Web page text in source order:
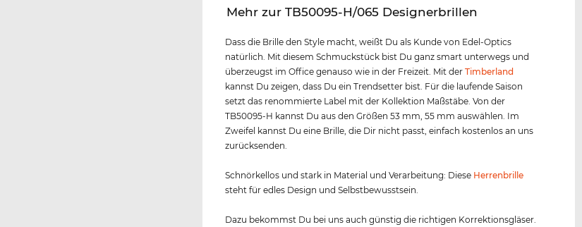
‌Mehr zur TB50095-H/065 Designerbrillen
Dass die Brille den Style macht, weißt Du als Kunde von Edel-Optics
natürlich. Mit diesem Schmuckstück bist Du ganz smart unterwegs und
überzeugst im Office genauso wie in der Freizeit. Mit derTimberland
kannst Du zeigen, dass Du ein Trendsetter bist. Für die laufende Saison
setzt das renommierte Label mit der Kollektion Maßstäbe. Von der
TB50095-H kannst Du aus den Größen 53 mm, 55 mm auswählen. Im
Zweifel kannst Du eine Brille, die Dir nicht passt, einfach kostenlos an uns
zurücksenden.
Schnörkellos und stark in Material und Verarbeitung: Diese Herrenbrille
steht für edles Design und Selbstbewusstsein.
Dazu bekommst Du bei uns auch günstig die richtigen Korrektionsgläser.